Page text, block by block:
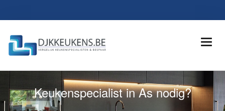
Keukenspecialist in As nodig?